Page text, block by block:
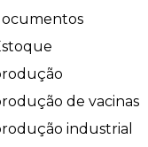
de vacinas
industrial